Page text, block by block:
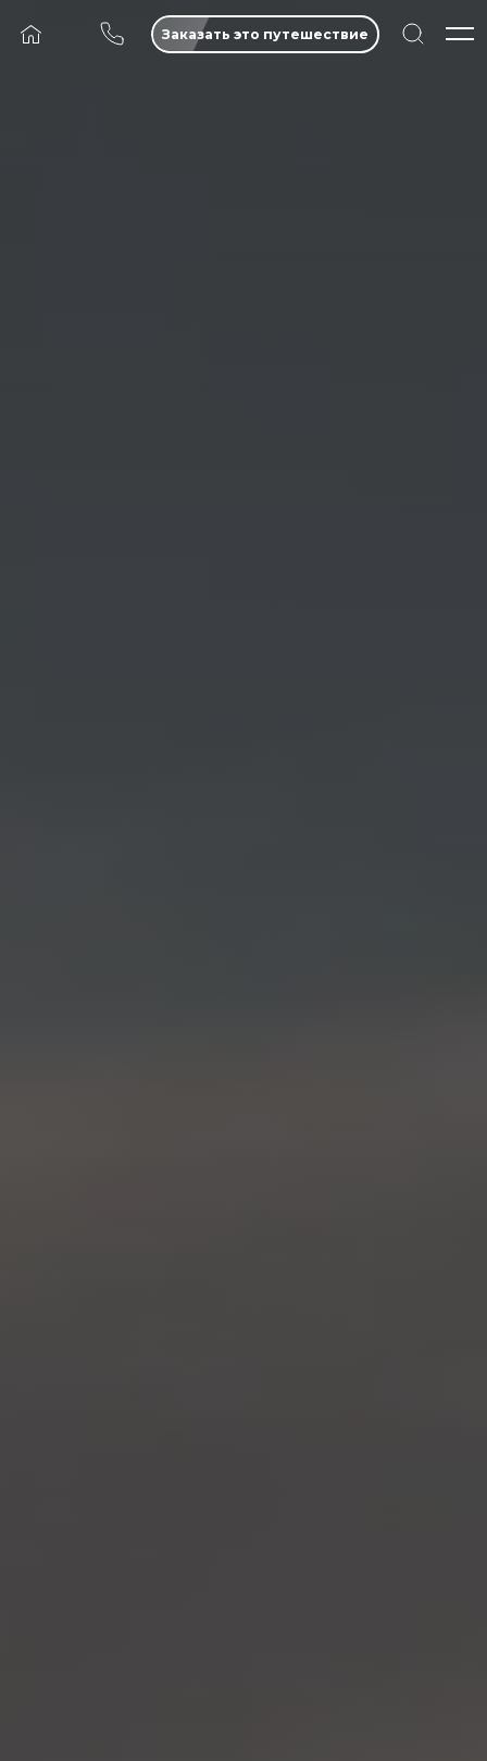
Заказать это путешествие